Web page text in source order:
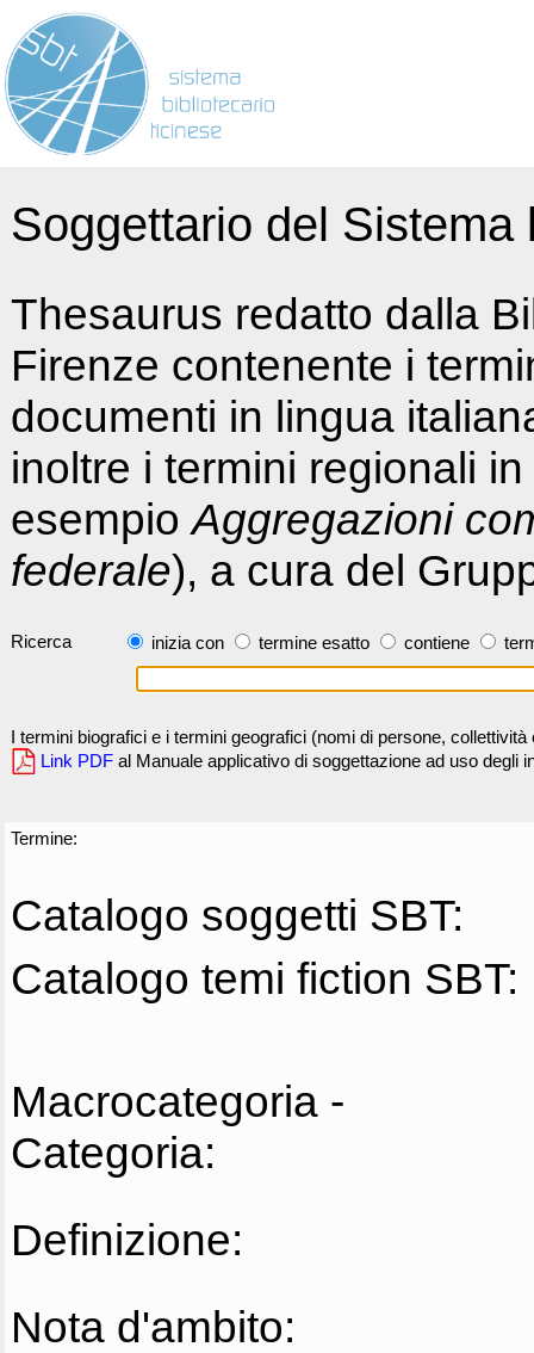
Soggettario del
Thesaurus redatto dalla
Firenze contenente i
documenti in lingua
inoltre i termini regionali
esempioAggregazioni
federale), a cura del
Ricerca inizia con termine esatto contiene
I termini biografici e i termini geografici (nomi di persone,
Link PDF al Manuale applicativo di soggettazione ad uso degli
Termine:
Catalogo soggetti SBT:
Catalogo temi fiction SBT:
Macrocategoria -
Categoria:
Definizione:
Nota d'ambito: